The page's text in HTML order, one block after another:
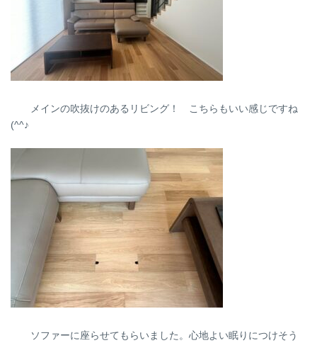
メインの吹抜けのあるリビング！ こちらもいい感じですね
(^^♪
ソファーに座らせてもらいました。心地よい眠りにつけそう